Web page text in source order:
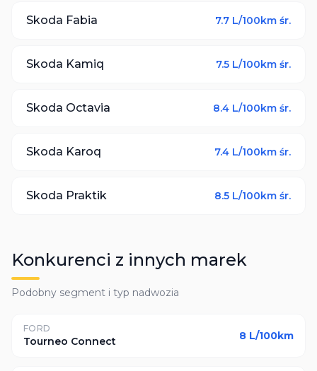
Skoda Fabia 7.7 L/100km śr.
Skoda Kamiq 7.5 L/100km śr.
Skoda Octavia 8.4 L/100km śr.
Skoda Karoq 7.4 L/100km śr.
Skoda Praktik 8.5 L/100km śr.
Konkurenci z innych marek
Podobny segment i typ nadwozia
FORD
Tourneo Connect 8 L/100km